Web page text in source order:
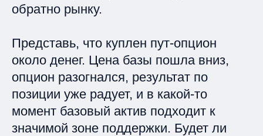
обратно рынку.
Представь, что куплен пут‑опцион
около денег. Цена базы пошла вниз,
опцион разогнался, результат по
позиции уже радует, и в какой‑то
момент базовый актив подходит к
значимой зоне поддержки. Будет ли